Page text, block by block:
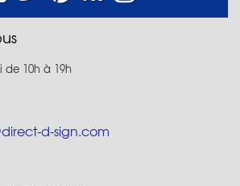
10h à 19h
d-sign.com